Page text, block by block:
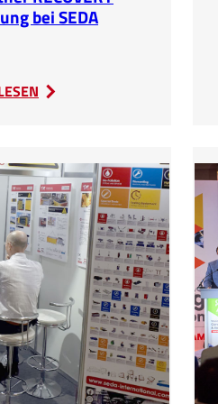
bei SEDA
:
auf
HV-
Schulung
bei
SEDA